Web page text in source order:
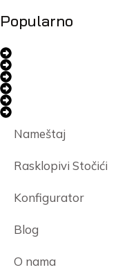
Popularno
Nameštaj
Rasklopivi Stočići
Konfigurator
Blog
O nama